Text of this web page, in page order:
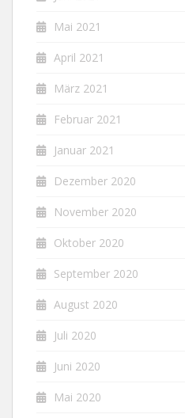
Mai 2021
April 2021
März 2021
Februar 2021
Januar 2021
Dezember 2020
November 2020
Oktober 2020
September 2020
August 2020
Juli 2020
Juni 2020
Mai 2020